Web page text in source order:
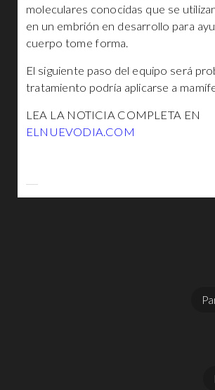
moleculares conocidas que se
en un embrión en desarrollo para
cuerpo tome forma.
El siguiente paso del equipo será
tratamiento podría aplicarse a
LEA LA NOTICIA COMPLETA EN
ELNUEVODIA.COM